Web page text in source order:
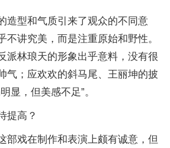
造型和气质引来了观众的不同意
不讲究美，而是注重原始和野性。
派林琅天的形象出乎意料，没有很
气；应欢欢的斜马尾、王丽坤的披
显，但美感不足”。
提高？
部戏在制作和表演上颇有诚意，但